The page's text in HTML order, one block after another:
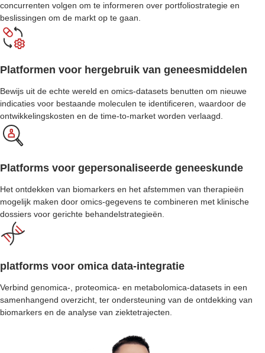
concurrenten volgen om te informeren over portfoliostrategie en
beslissingen om de markt op te gaan.
Platformen voor hergebruik van geneesmiddelen
Bewijs uit de echte wereld en omics-datasets benutten om nieuwe
indicaties voor bestaande moleculen te identificeren, waardoor de
ontwikkelingskosten en de time-to-market worden verlaagd.
Platforms voor gepersonaliseerde geneeskunde
Het ontdekken van biomarkers en het afstemmen van therapieën
mogelijk maken door omics-gegevens te combineren met klinische
dossiers voor gerichte behandelstrategieën.
platforms voor omica data-integratie
Verbind genomica-, proteomica- en metabolomica-datasets in een
samenhangend overzicht, ter ondersteuning van de ontdekking van
biomarkers en de analyse van ziektetrajecten.